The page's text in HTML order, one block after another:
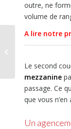
outre, ne
volume de
A lire notre
Le second
mezzanine
passage. Ce
que vous
Un
Joa Camp 54G,